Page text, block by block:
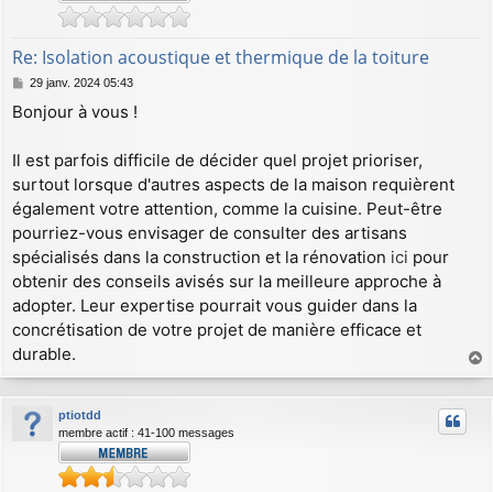
Re: Isolation acoustique et thermique de la toiture
M
s
g
e
29 janv. 2024 05:43
Bonjour à vous !
Il est parfois difficile de décider quel projet prioriser,
surtout lorsque d'autres aspects de la maison requièrent
également votre attention, comme la cuisine. Peut-être
pourriez-vous envisager de consulter des artisans
spécialisés dans la construction et la rénovation ici pour
obtenir des conseils avisés sur la meilleure approche à
adopter. Leur expertise pourrait vous guider dans la
concrétisation de votre projet de manière efficace et
durable.
a
u
ptiotdd
membre actif : 41-100 messages